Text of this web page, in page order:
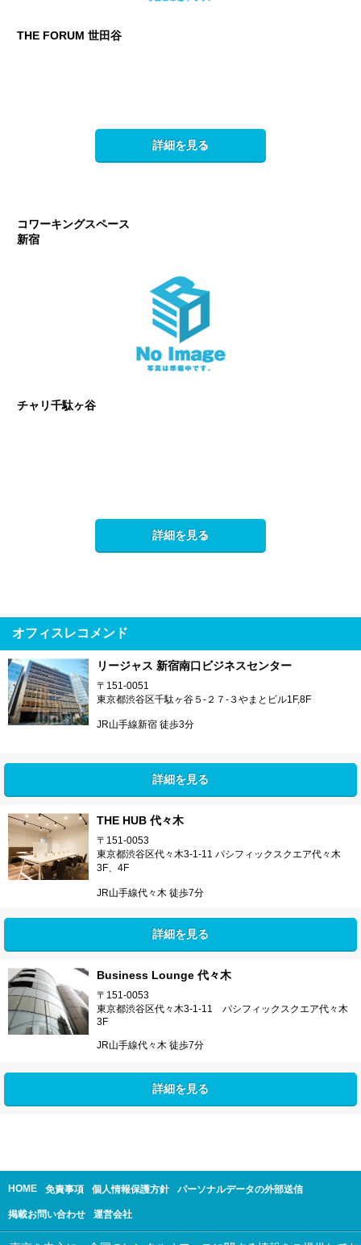
THE FORUM 世田谷
詳細を見る
コワーキングスペース
新宿
チャリ千駄ヶ谷
詳細を見る
オフィスレコメンド
リージャス 新宿南口ビジネスセンター
〒151-0051
東京都渋谷区千駄ヶ谷５-２７‐３やまとビル1F,8F
JR山手線新宿 徒歩3分
詳細を見る
THE HUB 代々木
〒151-0053
東京都渋谷区代々木3-1-11 パシフィックスクエア代々木
3F、4F
JR山手線代々木 徒歩7分
詳細を見る
Business Lounge 代々木
〒151-0053
東京都渋谷区代々木3-1-11 パシフィックスクエア代々木
3F
JR山手線代々木 徒歩7分
詳細を見る
HOME 免責事項 個人情報保護方針 パーソナルデータの外部送信
掲載お問い合わせ 運営会社